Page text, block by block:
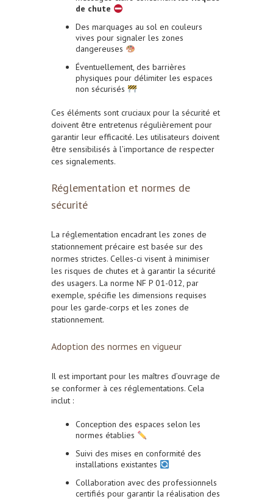
de chute
Des marquages au sol en couleurs
vives pour signaler les zones
dangereuses
Éventuellement, des barrières
physiques pour délimiter les espaces
non sécurisés
Ces éléments sont cruciaux pour la sécurité et
doivent être entretenus régulièrement pour
garantir leur efficacité. Les utilisateurs doivent
être sensibilisés à l’importance de respecter
ces signalements.
Réglementation et normes de
sécurité
La réglementation encadrant les zones de
stationnement précaire est basée sur des
normes strictes. Celles-ci visent à minimiser
les risques de chutes et à garantir la sécurité
des usagers. La norme NF P 01-012, par
exemple, spécifie les dimensions requises
pour les garde-corps et les zones de
stationnement.
Adoption des normes en vigueur
Il est important pour les maîtres d’ouvrage de
se conformer à ces réglementations. Cela
inclut :
Conception des espaces selon les
normes établies
Suivi des mises en conformité des
installations existantes
Collaboration avec des professionnels
certifiés pour garantir la réalisation des